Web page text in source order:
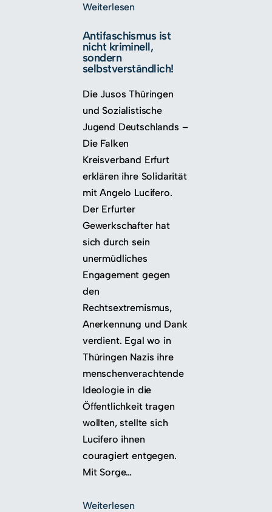
Weiterlesen
Antifaschismus ist
nicht kriminell,
sondern
selbstverständlich!
Die Jusos Thüringen
und Sozialistische
Jugend Deutschlands –
Die Falken
Kreisverband Erfurt
erklären ihre Solidarität
mit Angelo Lucifero.
Der Erfurter
Gewerkschafter hat
sich durch sein
unermüdliches
Engagement gegen
den
Rechtsextremismus,
Anerkennung und Dank
verdient. Egal wo in
Thüringen Nazis ihre
menschenverachtende
Ideologie in die
Öffentlichkeit tragen
wollten, stellte sich
Lucifero ihnen
couragiert entgegen.
Mit Sorge…
Weiterlesen